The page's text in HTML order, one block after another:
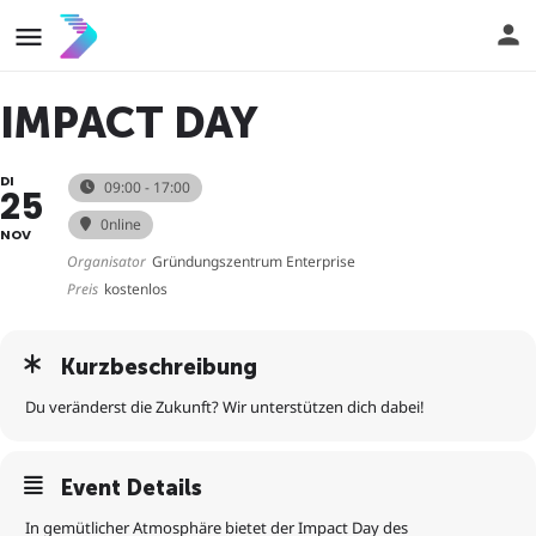
IMPACT DAY
DI
25
NOV
09:00 - 17:00
0nline
Organisator Gründungszentrum Enterprise
Preis kostenlos
Kurzbeschreibung
Du veränderst die Zukunft? Wir unterstützen dich dabei!
Event Details
In gemütlicher Atmosphäre bietet der Impact Day des